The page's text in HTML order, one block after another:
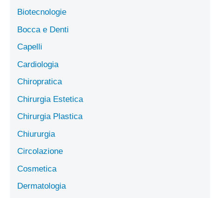
Biotecnologie
Bocca e Denti
Capelli
Cardiologia
Chiropratica
Chirurgia Estetica
Chirurgia Plastica
Chiururgia
Circolazione
Cosmetica
Dermatologia